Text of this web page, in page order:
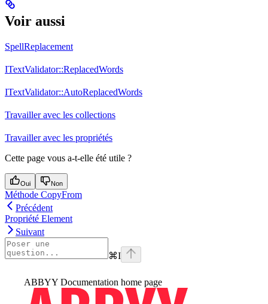
Voir aussi
SpellReplacement
ITextValidator::ReplacedWords
ITextValidator::AutoReplacedWords
Travailler avec les collections
Travailler avec les propriétés
Cette page vous a-t-elle été utile ?
Oui Non
Méthode CopyFrom
Précédent
Propriété Element
Suivant
⌘I
ABBYY Documentation home page